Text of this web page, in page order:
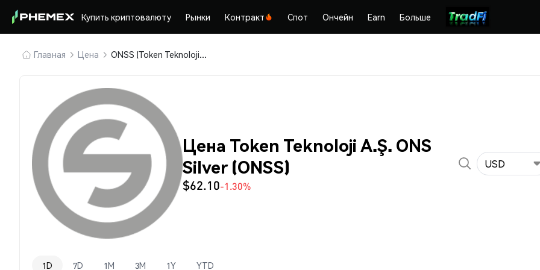
Купить криптовалюту Рынки Контракт Спот Ончейн Earn Больше
Главная Цена ONSS (Token Teknoloji A.Ş. ONS Silver)
Цена Token Teknoloji A.Ş. ONS
Silver (ONSS)
$62.10-1.30%
USD
1D 7D 1M 3M 1Y YTD